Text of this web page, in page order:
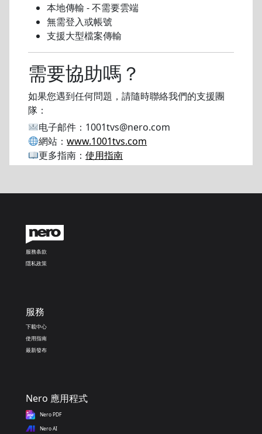
本地傳輸 - 不需要雲端
無需登入或帳號
支援大型檔案傳輸
需要協助嗎？
如果您遇到任何問題，請隨時聯絡我們的支援團
隊：
电子邮件： 1001tvs@nero.com
網站：www.1001tvs.com
更多指南：使用指南
服務条款
隱私政策
服務
下載中心
使用指南
最新發布
Nero 應用程式
Nero PDF
Nero AI